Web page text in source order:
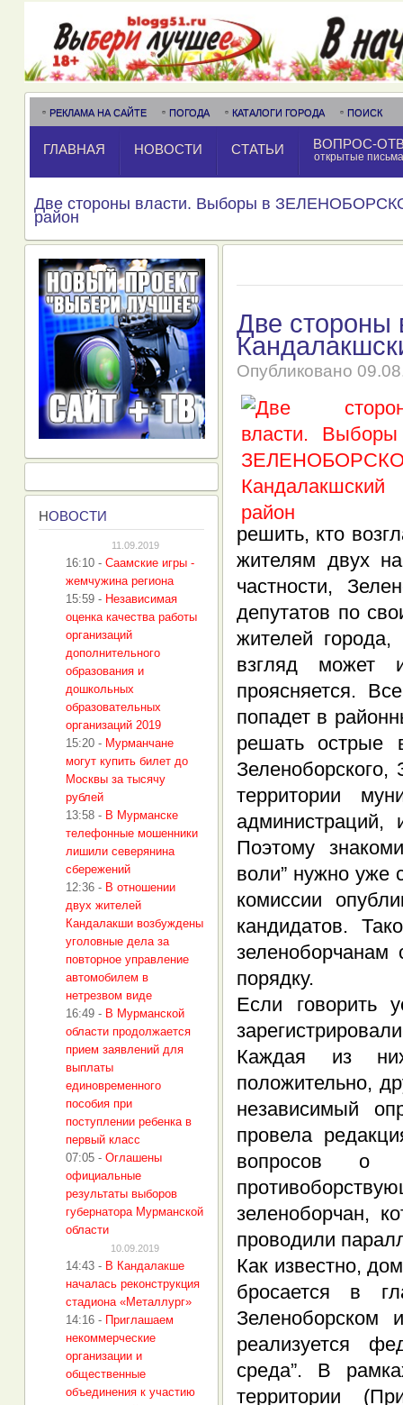
РЕКЛАМА НА САЙТЕ ПОГОДА КАТАЛОГИ ГОРОДА ПОИСК
ГЛАВНАЯ НОВОСТИ СТАТЬИ ВОПРОС-
открытые письма
Две стороны власти. Выборы в
район
Две
Опубликовано
решить, кто
жителям двух
частности,
депутатов по
жителей
взгляд может
проясняется.
попадет в
решать острые
территории
администраций,
Поэтому
воли” нужно уже
комиссии
кандидатов.
порядку.
Если говорить
Каждая из
положительно,
независимый
провела
вопросов о
зеленоборчан,
проводили
Как известно,
бросается в
Зеленоборском
реализуется
среда”. В
территории
НОВОСТИ
11.09.2019
16:10 - Саамские игры -
жемчужина региона
15:59 - Независимая
оценка качества работы
организаций
дополнительного
образования и
дошкольных
образовательных
организаций 2019
15:20 - Мурманчане
могут купить билет до
Москвы за тысячу
рублей
13:58 - В Мурманске
телефонные мошенники
лишили северянина
сбережений
12:36 - В отношении
двух жителей
Кандалакши возбуждены
уголовные дела за
повторное управление
автомобилем в
нетрезвом виде
16:49 - В Мурманской
области продолжается
прием заявлений для
выплаты
единовременного
пособия при
поступлении ребенка в
первый класс
07:05 - Оглашены
официальные
результаты выборов
губернатора Мурманской
области
10.09.2019
14:43 - В Кандалакше
началась реконструкция
стадиона «Металлург»
14:16 - Приглашаем
некоммерческие
организации и
общественные
объединения к участию